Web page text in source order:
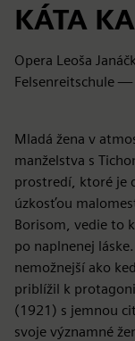
KÁTA
Opera Leoša
Felsenreitschule —
Mladá žena v
manželstva s
prostredí, ktoré je
úzkosťou
Borisom, vedie to
po naplnenej
nemožnejší ako
priblížil k
(1921) s jemnou
svoje významné